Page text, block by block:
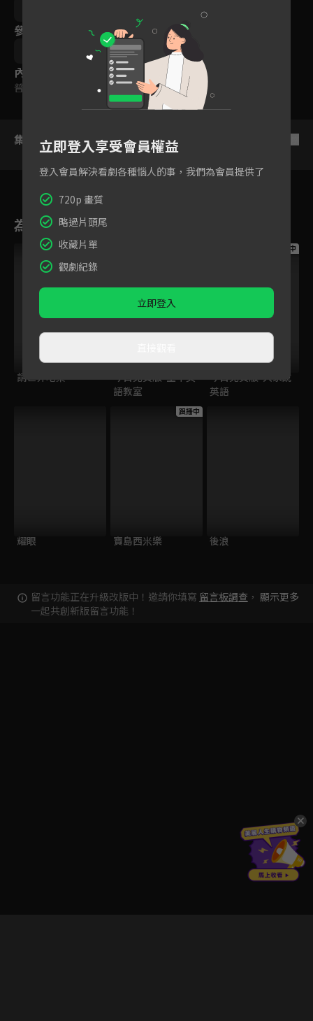
2011-2015
參與演員
內容標籤
普遍級
集數列表
為您推薦
跟播中
請世界吃桌
今日免費版-空中英
語教室
跟播中
今日免費版-大家說
英語
耀眼
跟播中
寶島西米樂 後浪
留言功能正在升級改版中！邀請你填寫 留言板調查 ，
一起共創新版留言功能！
顯示更多
立即登入享受會員權益
登入會員解決看劇各種惱人的事，我們為會員提供了
720p 畫質
略過片頭尾
收藏片單
觀劇紀錄
立即登入